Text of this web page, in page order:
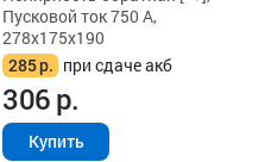
Пусковой ток 750 А,
278x175x190
285р. при сдаче акб
306р.
Купить